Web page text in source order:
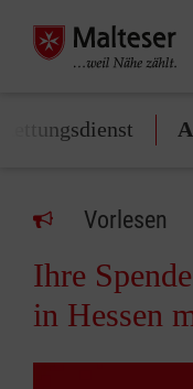
Rettungsdienst
Vorlesen
Ihre
in Hessen